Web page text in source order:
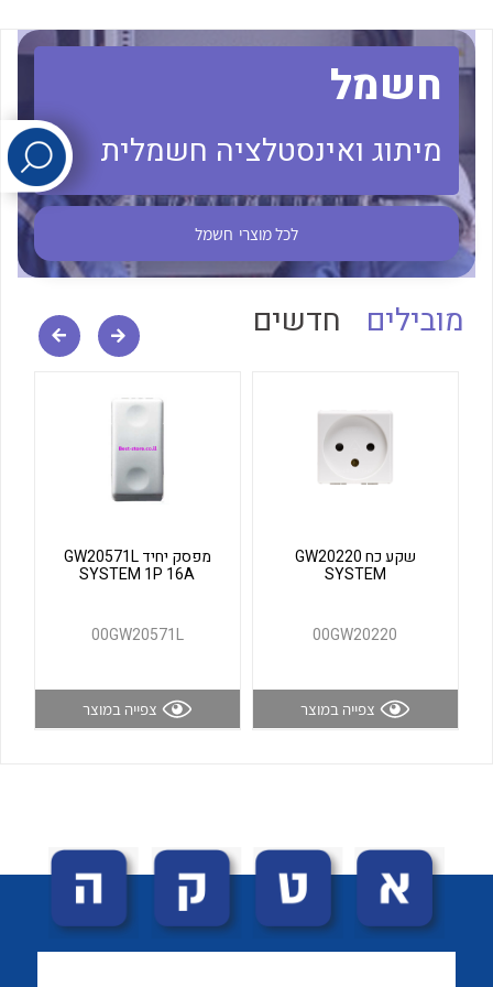
לכל מוצרי היצרן
לכל מוצרי היצרן לכל מוצרי היצרן
חשמל
מיתוג ואינסטלציה חשמלית
לכל מוצרי חשמל
מובילים חדשים
שקע כח GW20220
SYSTEM
00GW20220
צפייה במוצר
מפסק יחיד GW20571L
SYSTEM 1P 16A
00GW20571L
צפייה במוצר